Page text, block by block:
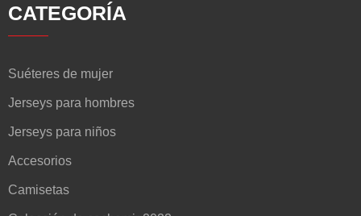
CATEGORÍA
Suéteres de mujer
Jerseys para hombres
Jerseys para niños
Accesorios
Camisetas